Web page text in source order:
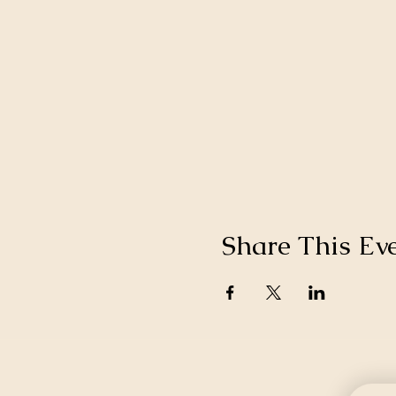
Share This